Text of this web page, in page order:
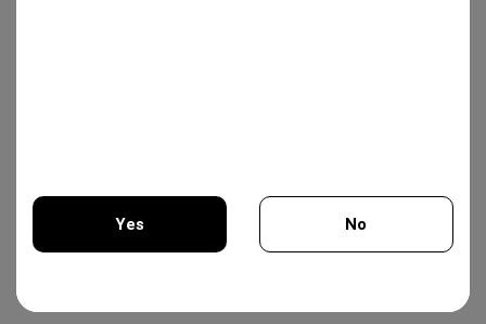
XYNISTERI PERSEFONI 750ML -
12.50€
Yes No